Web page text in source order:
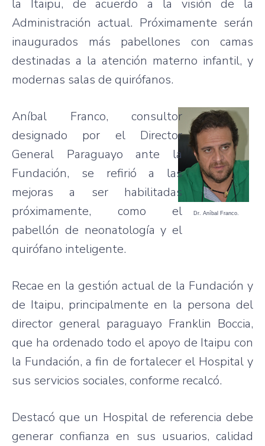
la Itaipu, de acuerdo a la visión de la
Administración actual. Próximamente serán
inaugurados más pabellones con camas
destinadas a la atención materno infantil, y
modernas salas de quirófanos.
Dr. Aníbal Franco.
Aníbal Franco, consultor
designado por el Director
General Paraguayo ante la
Fundación, se refirió a las
mejoras a ser habilitadas
próximamente, como el
pabellón de neonatología y el
quirófano inteligente.
Recae en la gestión actual de la Fundación y
de Itaipu, principalmente en la persona del
director general paraguayo Franklin Boccia,
que ha ordenado todo el apoyo de Itaipu con
la Fundación, a fin de fortalecer el Hospital y
sus servicios sociales, conforme recalcó.
Destacó que un Hospital de referencia debe
generar confianza en sus usuarios, calidad